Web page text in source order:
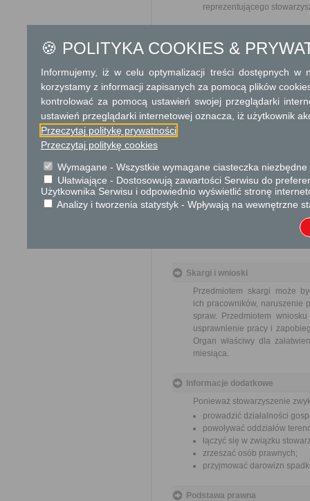
reprezentującego
Obywatel
Termin załatwienia sprawy
Jeżeli w ciągu 30 dni od dnia
może ono rozpocząć
Opłata
Postępowanie wolne od opłat.
Skargi i wnioski
Przedmiotem skargi może
ich pracowników, naruszenie
spraw. Przedmiotem
usprawnienie pracy i
Organ właściwy dla
miesiąca.
Informacje dodatkowe
Ponieważ stowarzyszenie
prowadzić działalności
powoływać oddziałów
łączyć się w związku
zrzeszać osób prawnych;
przyjmować darowizn
Podstawa prawna
🍪 POLITYKA COOKIES &
Informujemy, iż w celu optymalizacji treści dostępnych w
korzystamy z informacji zapisanych za pomocą plików
kontrolować za pomocą ustawień swojej przeglądarki
ustawień przeglądarki internetowej oznacza, iż użytkownik
Przeczytaj politykę prywatności
Przeczytaj politykę cookies
Wymagane - Wszystkie wymagane ciasteczka
Ułatwiające - Dostosowują zawartości Serwisu do
Użytkownika Serwisu i odpowiednio wyświetlić stronę
Analizy i tworzenia statystyk - Wpływają na wewnętrzne